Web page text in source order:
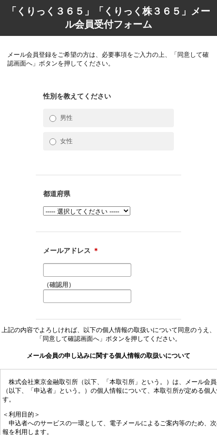
「くりっく３６５」「くりっく株３６５」メー
ル会員受付フォーム
メール会員登録をご希望の方は、必要事項をご入力の上、「同意して確
認画面へ」ボタンを押してください。
性別を教えてください
男性
女性
都道府県
メールアドレス ＊
（確認用）
上記の内容でよろしければ、以下の個人情報の取扱いについて同意のうえ、
「同意して確認画面へ」ボタンを押してください。
メール会員の申し込みに関する個人情報の取扱いについて
株式会社東京金融取引所（以下、「本取引所」という。）は、メール会
（以下、「申込者」という。）の個人情報について、本取引所が定める個
す。
＜利用目的＞
申込者へのサービスの一環として、電子メールによるご案内等のため、
報を利用します。